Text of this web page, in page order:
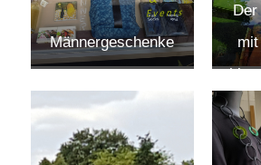
Männergeschenke
Der
hier